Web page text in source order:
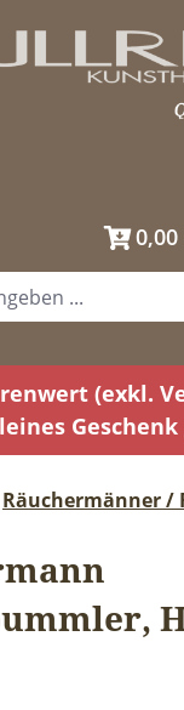
(exkl.
Räuchermänner /